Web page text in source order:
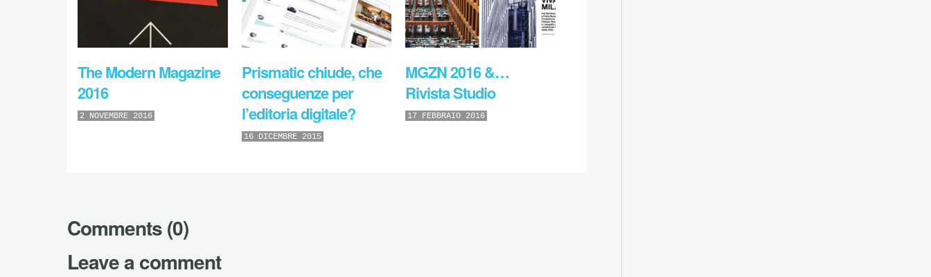
The Modern Magazine
2016
2 NOVEMBRE 2016
Prismatic chiude, che
conseguenze per
l’editoria digitale?
16 DICEMBRE 2015
MGZN 2016 &…
Rivista Studio
17 FEBBRAIO 2016
Comments (0)
Leave a comment